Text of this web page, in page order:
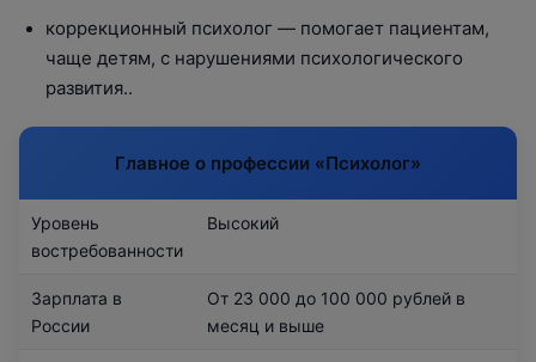
коррекционный психолог — помогает пациентам,
чаще детям, с нарушениями психологического
развития..
Главное о профессии «Психолог»
Уровень
востребованности
Высокий
Зарплата в
России
От 23 000 до 100 000 рублей в
месяц и выше